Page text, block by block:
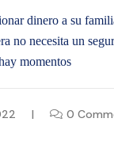
dinero a su
no necesita un
momentos
0